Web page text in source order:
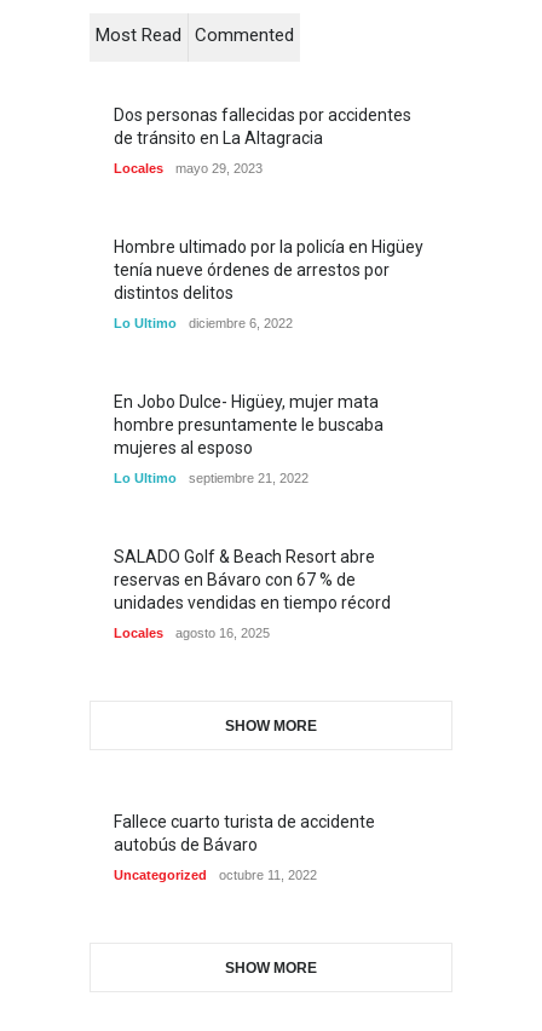
Most Read Commented
Dos personas fallecidas por accidentes
de tránsito en La Altagracia
Locales mayo 29, 2023
Hombre ultimado por la policía en Higüey
tenía nueve órdenes de arrestos por
distintos delitos
Lo Ultimo diciembre 6, 2022
En Jobo Dulce- Higüey, mujer mata
hombre presuntamente le buscaba
mujeres al esposo
Lo Ultimo septiembre 21, 2022
SALADO Golf & Beach Resort abre
reservas en Bávaro con 67 % de
unidades vendidas en tiempo récord
Locales agosto 16, 2025
SHOW MORE
Fallece cuarto turista de accidente
autobús de Bávaro
Uncategorized octubre 11, 2022
SHOW MORE